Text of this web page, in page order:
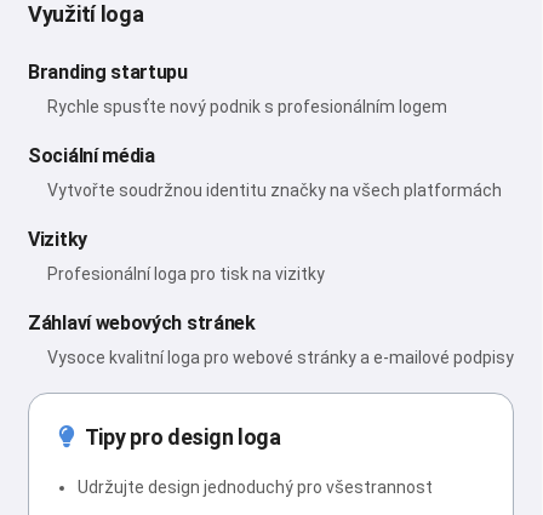
Využití loga
Branding startupu
Rychle spusťte nový podnik s profesionálním logem
Sociální média
Vytvořte soudržnou identitu značky na všech platformách
Vizitky
Profesionální loga pro tisk na vizitky
Záhlaví webových stránek
Vysoce kvalitní loga pro webové stránky a e-mailové podpisy
Tipy pro design loga
Udržujte design jednoduchý pro všestrannost